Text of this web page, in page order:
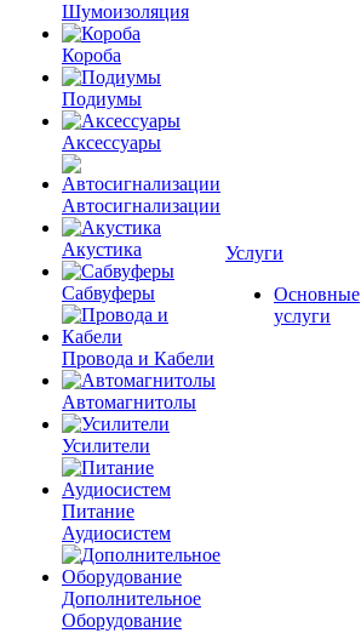
Шумоизоляция
Короба
Подиумы
Аксессуары
Автосигнализации
Акустика
Сабвуферы
Провода и Кабели
Автомагнитолы
Усилители
Питание
Аудиосистем
Дополнительное
Оборудование
Услуги
Основные
услуги